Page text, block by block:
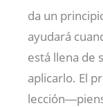
da un
ayudará
está llena de
aplicarlo. El